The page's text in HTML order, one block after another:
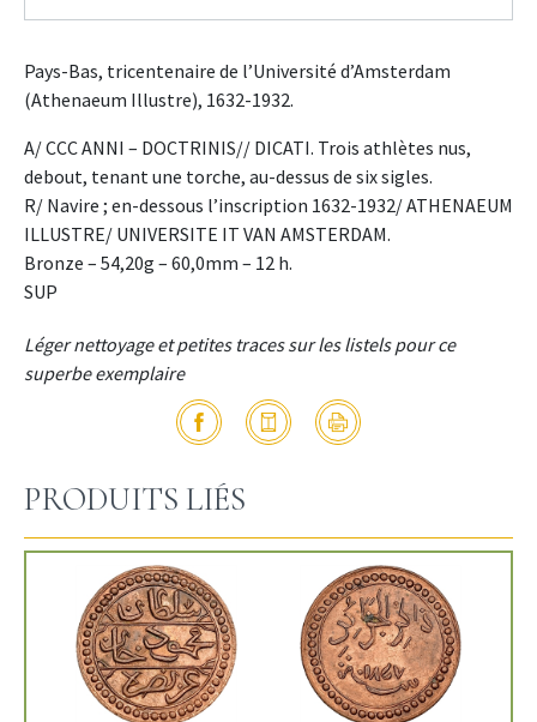
Pays-Bas, tricentenaire de l’Université d’Amsterdam
(Athenaeum Illustre), 1632-1932.
A/ CCC ANNI – DOCTRINIS// DICATI. Trois athlètes nus,
debout, tenant une torche, au-dessus de six sigles.
R/ Navire ; en-dessous l’inscription 1632-1932/ ATHENAEUM
ILLUSTRE/ UNIVERSITE IT VAN AMSTERDAM.
Bronze – 54,20g – 60,0mm – 12 h.
SUP
Léger nettoyage et petites traces sur les listels pour ce
superbe exemplaire
PRODUITS LIÉS